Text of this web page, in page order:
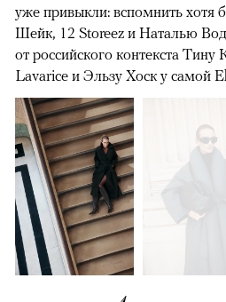
уже привыкли: вспомнить хотя
Шейк, 12 Storeez и Наталью
от российского контекста
Lavarice и Эльзу Хоск у самой